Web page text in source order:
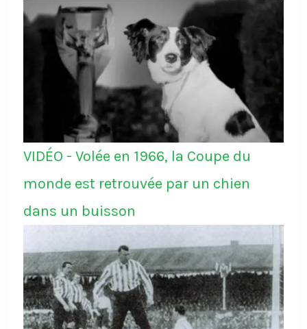
VIDÉO - Volée en 1966, la Coupe du
monde est retrouvée par un chien
dans un buisson